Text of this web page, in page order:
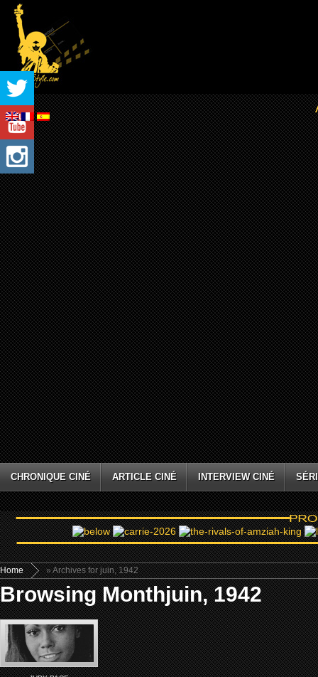
CHRONIQUE CINÉ ARTICLE CINÉ INTERVIEW CINÉ
Home » Archives for juin, 1942
Browsing Monthjuin, 1942